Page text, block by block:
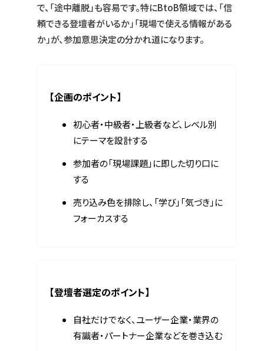
で、「途中離脱」も容易です。特にBtoB領域では、「信
頼できる登壇者がいるか」「現場で使える情報がある
か」が、参加意思決定の分かれ道になります。
【企画のポイント】
初心者・中級者・上級者など、レベル別
にテーマを設計する
参加者の「現場課題」に即した切り口に
する
売り込み色を排除し、「学び」「気づき」に
フォーカスする
【登壇者選定のポイント】
自社だけでなく、ユーザー企業・業界の
有識者・パートナー企業などを巻き込む